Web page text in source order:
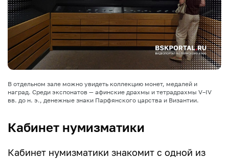
В отдельном зале можно увидеть коллекцию монет, медалей и
наград. Среди экспонатов — афинские драхмы и тетрадрахмы V–IV
вв. до н. э., денежные знаки Парфянского царства и Византии.
Кабинет нумизматики
Кабинет нумизматики знакомит с одной из